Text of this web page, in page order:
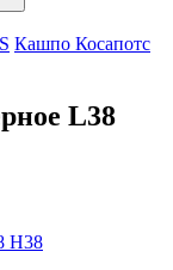
Кашпо Косапотс
L38